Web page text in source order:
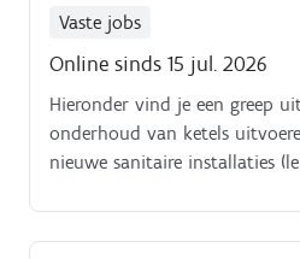
Vaste jobs
Online sinds 15 jul. 2026
Hieronder vind je een greep
onderhoud van ketels
nieuwe sanitaire installaties
en aansluiten van